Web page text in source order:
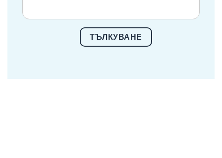
ТЪЛКУВАНЕ